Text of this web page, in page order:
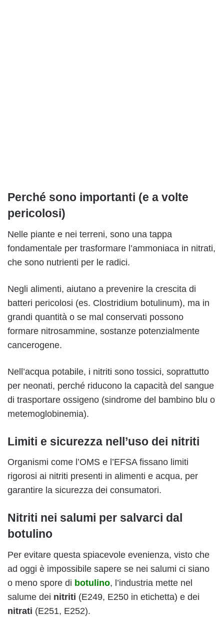
Perché sono importanti (e a volte
pericolosi)
Nelle piante e nei terreni, sono una tappa
fondamentale per trasformare l’ammoniaca in nitrati,
che sono nutrienti per le radici.
Negli alimenti, aiutano a prevenire la crescita di
batteri pericolosi (es. Clostridium botulinum), ma in
grandi quantità o se mal conservati possono
formare nitrosammine, sostanze potenzialmente
cancerogene.
Nell’acqua potabile, i nitriti sono tossici, soprattutto
per neonati, perché riducono la capacità del sangue
di trasportare ossigeno (sindrome del bambino blu o
metemoglobinemia).
Limiti e sicurezza nell’uso dei nitriti
Organismi come l’OMS e l’EFSA fissano limiti
rigorosi ai nitriti presenti in alimenti e acqua, per
garantire la sicurezza dei consumatori.
Nitriti nei salumi per salvarci dal
botulino
Per evitare questa spiacevole evenienza, visto che
ad oggi è impossibile sapere se nei salumi ci siano
o meno spore di botulino, l’industria mette nel
salume dei nitriti (E249, E250 in etichetta) e dei
nitrati (E251, E252).